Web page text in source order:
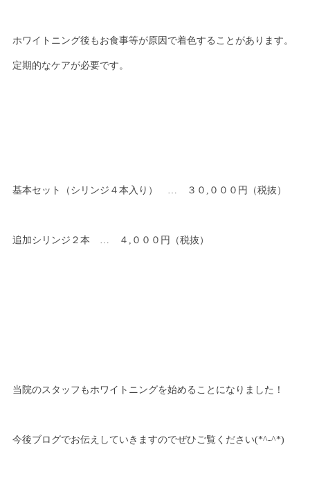
ホワイトニング後もお食事等が原因で着色することがあります。
定期的なケアが必要です。
基本セット（シリンジ４本入り） … ３０,０００円（税抜）
追加シリンジ２本 … ４,０００円（税抜）
当院のスタッフもホワイトニングを始めることになりました！
今後ブログでお伝えしていきますのでぜひご覧ください(*^-^*)